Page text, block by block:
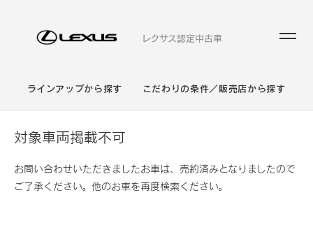
レクサス認定中古車
ラインアップから探す こだわりの条件／販売店から探す
対象車両掲載不可
お問い合わせいただきましたお車は、売約済みとなりましたので
ご了承ください。他のお車を再度検索ください。